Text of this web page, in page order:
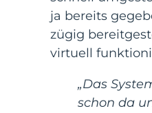
ja bereits
zügig
virtuell
„Das
schon da